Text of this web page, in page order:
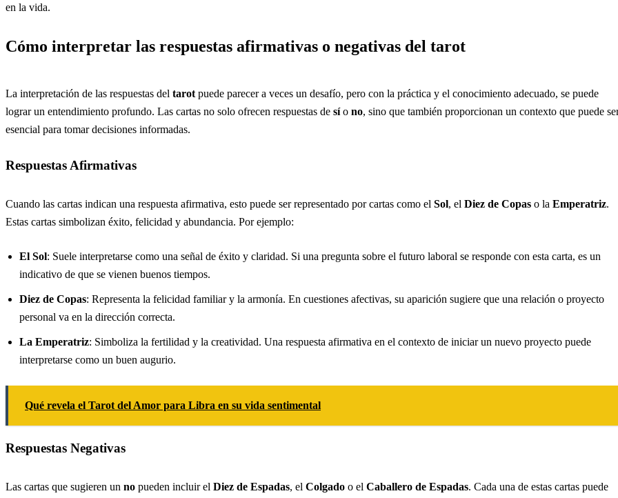
en la vida.
Cómo interpretar las respuestas afirmativas o negativas del tarot
La interpretación de las respuestas del tarot puede parecer a veces un desafío, pero con la práctica y el conocimiento adecuado, se puede
lograr un entendimiento profundo. Las cartas no solo ofrecen respuestas de sío no, sino que también proporcionan un contexto que puede
esencial para tomar decisiones informadas.
Respuestas Afirmativas
Cuando las cartas indican una respuesta afirmativa, esto puede ser representado por cartas como el Sol, el Diez de Copas o la Emperatriz.
Estas cartas simbolizan éxito, felicidad y abundancia. Por ejemplo:
El Sol: Suele interpretarse como una señal de éxito y claridad. Si una pregunta sobre el futuro laboral se responde con esta carta, es un
indicativo de que se vienen buenos tiempos.
Diez de Copas: Representa la felicidad familiar y la armonía. En cuestiones afectivas, su aparición sugiere que una relación o proyecto
personal va en la dirección correcta.
La Emperatriz: Simboliza la fertilidad y la creatividad. Una respuesta afirmativa en el contexto de iniciar un nuevo proyecto puede
interpretarse como un buen augurio.
Qué revela el Tarot del Amor para Libra en su vida sentimental
Respuestas Negativas
Las cartas que sugieren un no pueden incluir el Diez de Espadas, el Colgado o el Caballero de Espadas. Cada una de estas cartas puede